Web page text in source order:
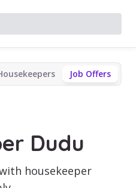
Job Offers
Dudu
housekeeper